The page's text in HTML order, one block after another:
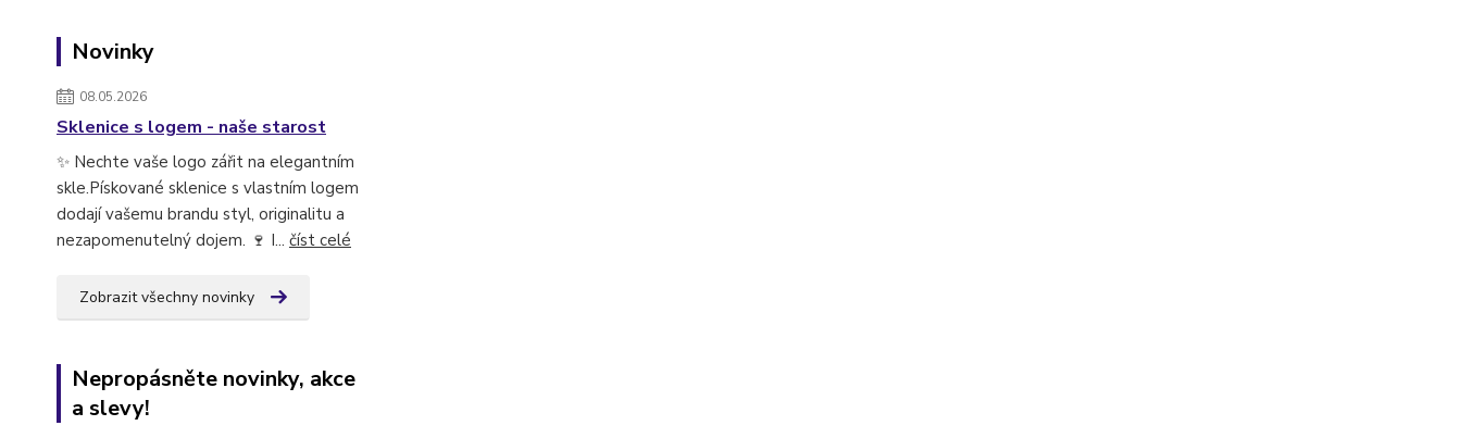
Novinky
08.05.2026
Sklenice s logem - naše starost
✨ Nechte vaše logo zářit na elegantním
skle.Pískované sklenice s vlastním logem
dodají vašemu brandu styl, originalitu a
nezapomenutelný dojem. 🍷 I... číst celé
Zobrazit všechny novinky
Nepropásněte novinky, akce
a slevy!